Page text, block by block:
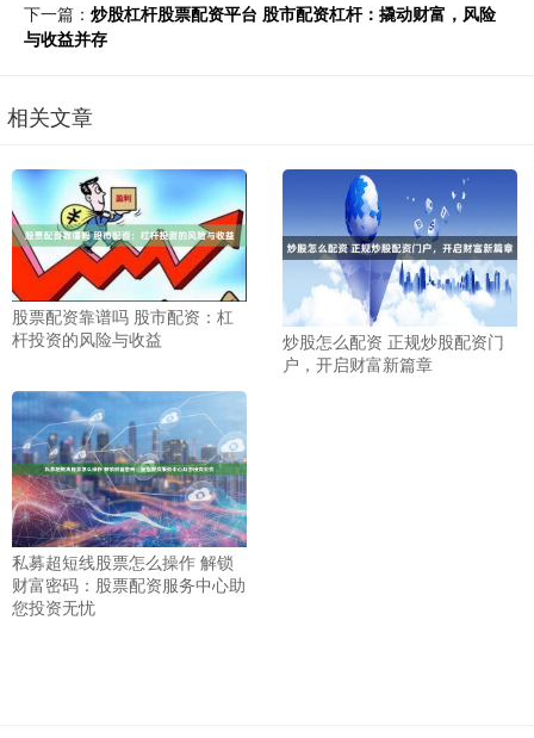
下一篇： 炒股杠杆股票配资平台 股市配资杠杆：撬动财富，风险
与收益并存
相关文章
股票配资靠谱吗 股市配资：杠
杆投资的风险与收益
炒股怎么配资 正规炒股配资门
户，开启财富新篇章
私募超短线股票怎么操作 解锁
财富密码：股票配资服务中心助
您投资无忧